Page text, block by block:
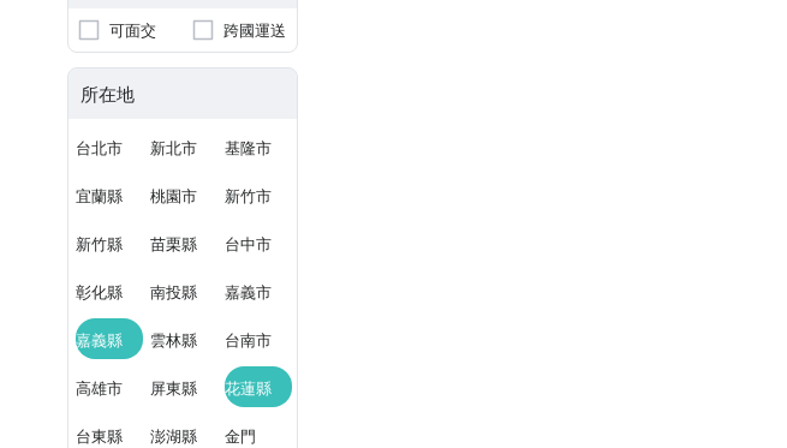
可面交 跨國運送
所在地
台北市 新北市 基隆市
宜蘭縣 桃園市 新竹市
新竹縣 苗栗縣 台中市
彰化縣 南投縣 嘉義市
嘉義縣 雲林縣 台南市
高雄市 屏東縣 花蓮縣
台東縣 澎湖縣 金門